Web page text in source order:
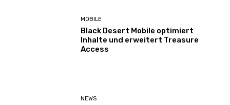
MOBILE
Black Desert Mobile optimiert
Inhalte und erweitert Treasure
Access
NEWS